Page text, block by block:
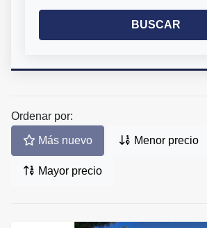
BUSCAR
Ordenar por:
Más nuevo Menor precio
Mayor precio